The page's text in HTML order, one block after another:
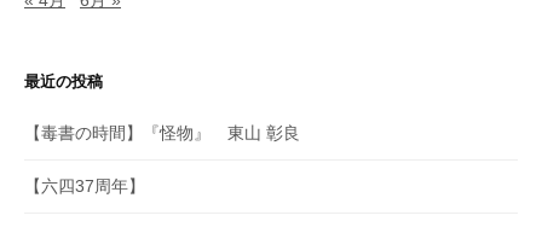
最近の投稿
【毒書の時間】『怪物』 東山 彰良
【六四37周年】